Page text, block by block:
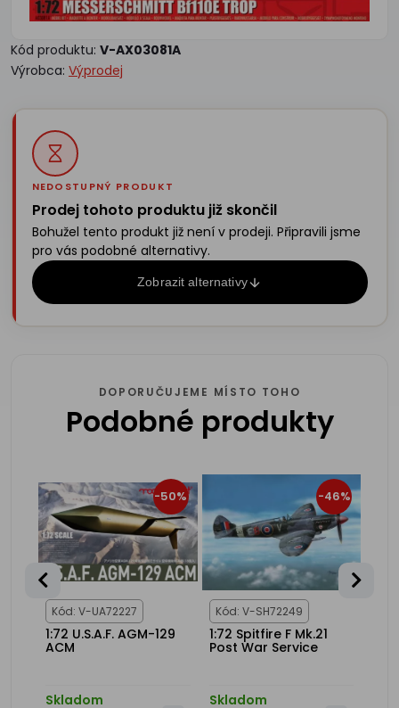
Kód produktu: V-AX03081A
Výrobca: Výprodej
NEDOSTUPNÝ PRODUKT
Prodej tohoto produktu již skončil
Bohužel tento produkt již není v prodeji. Připravili jsme
pro vás podobné alternativy.
Zobrazit alternativy
DOPORUČUJEME MÍSTO TOHO
Podobné produkty
-50%
Kód: V-UA72227
1:72 U.S.A.F. AGM-129
ACM
Skladom
-46%
Kód: V-SH72249
1:72 Spitfire F Mk.21
Post War Service
Skladom